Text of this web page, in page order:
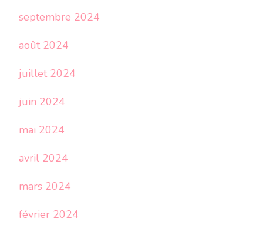
septembre 2024
août 2024
juillet 2024
juin 2024
mai 2024
avril 2024
mars 2024
février 2024